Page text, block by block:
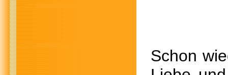
Schon